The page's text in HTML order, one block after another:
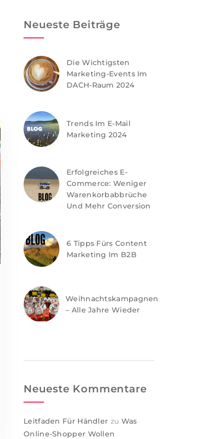
Neueste Beiträge
Die Wichtigsten
Marketing-Events Im
DACH-Raum 2024
Trends Im E-Mail
Marketing 2024
Erfolgreiches E-
Commerce: Weniger
Warenkorbabbrüche
Und Mehr Conversion
6 Tipps Fürs Content
Marketing Im B2B
Weihnachtskampagnen
– Alle Jahre Wieder
Neueste Kommentare
Leitfaden Für Händler zu Was
Online-Shopper Wollen